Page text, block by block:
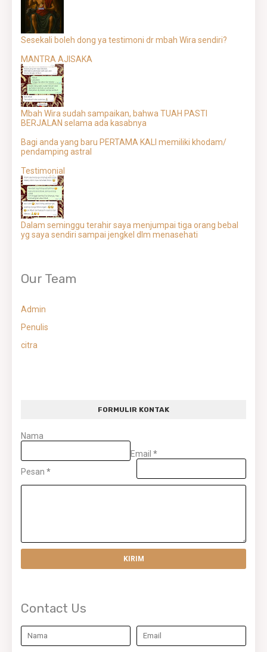
Sesekali boleh dong ya testimoni dr mbah Wira sendiri?
MANTRA AJISAKA
Mbah Wira sudah sampaikan, bahwa TUAH PASTI
BERJALAN selama ada kasabnya
Bagi anda yang baru PERTAMA KALI memiliki khodam/
pendamping astral
Testimonial
Dalam seminggu terahir saya menjumpai tiga orang bebal
yg saya sendiri sampai jengkel dlm menasehati
Our Team
Admin
Penulis
citra
FORMULIR KONTAK
Nama
Email *
Pesan *
Contact Us